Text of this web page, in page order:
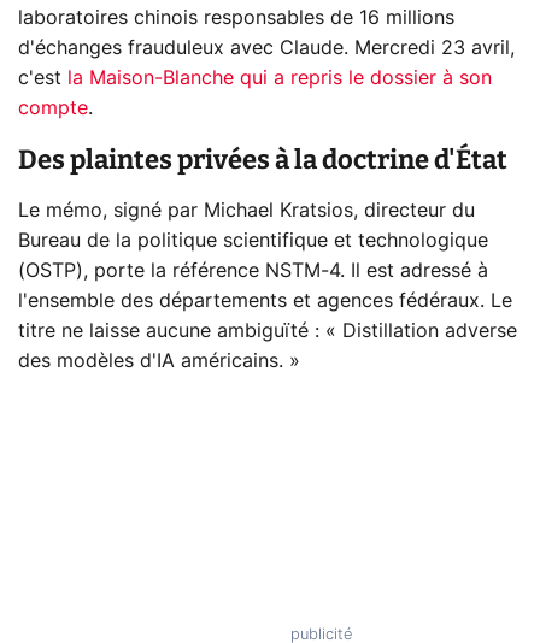
laboratoires chinois responsables de 16 millions
d'échanges frauduleux avec Claude. Mercredi 23 avril,
c'est
la Maison-Blanche qui a repris le dossier à son
compte.
Des plaintes privées à la doctrine d'État
Le mémo, signé par Michael Kratsios, directeur du
Bureau de la politique scientifique et technologique
(OSTP), porte la référence NSTM-4. Il est adressé à
l'ensemble des départements et agences fédéraux. Le
titre ne laisse aucune ambiguïté : « Distillation adverse
des modèles d'IA américains. »